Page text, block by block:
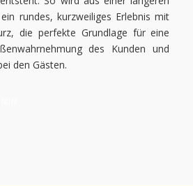
rundes, kurzweiliges Erlebnis mit
die perfekte Grundlage für eine
des Kunden und
den Gästen.